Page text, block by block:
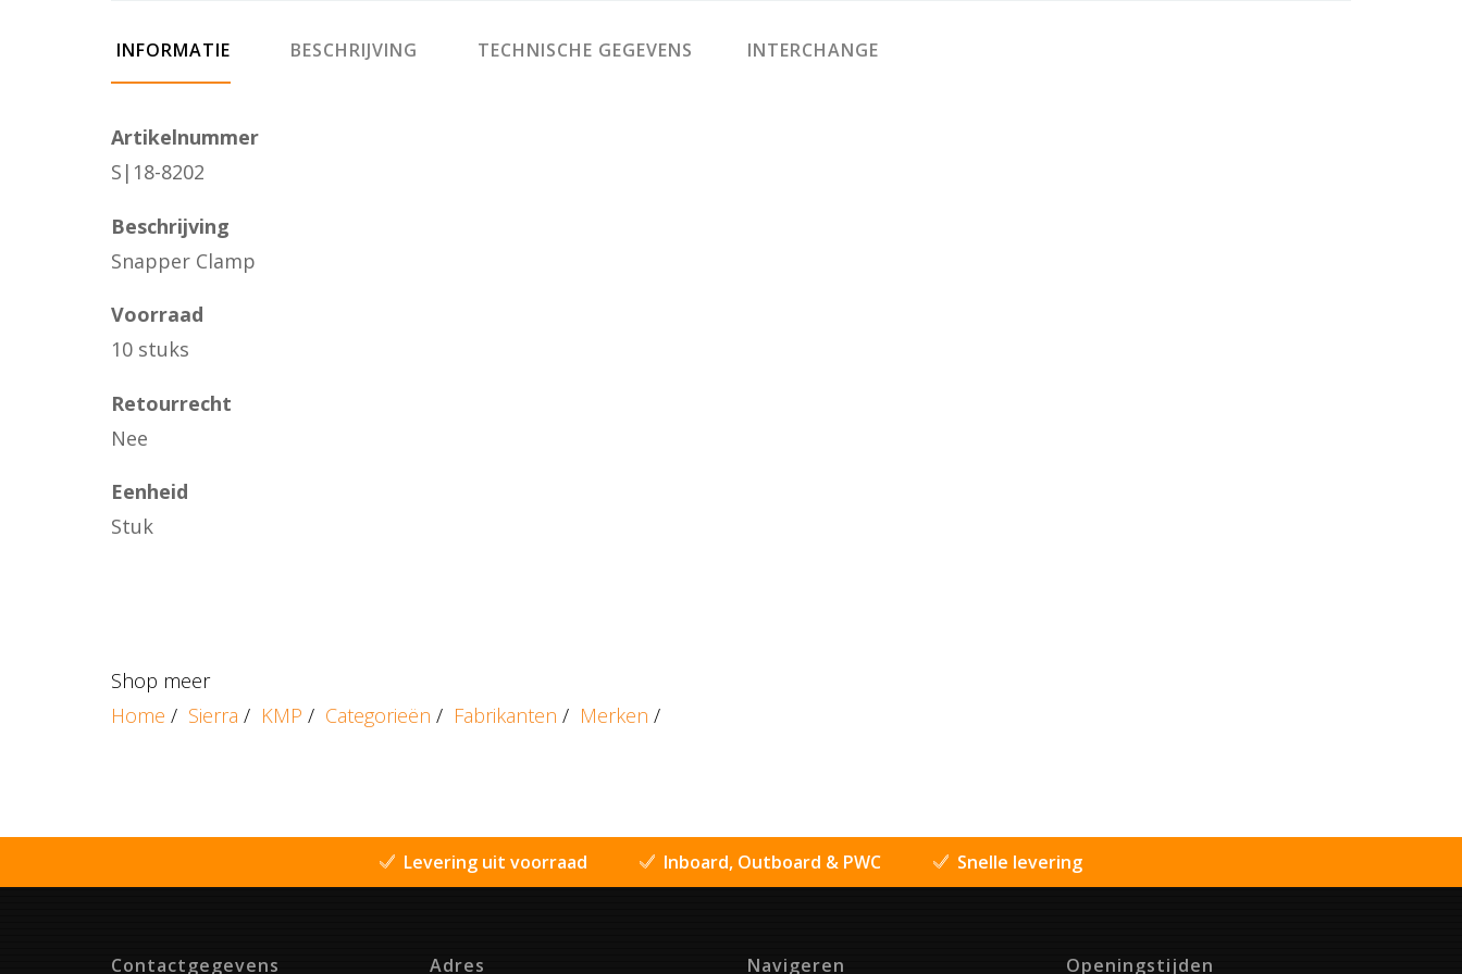
INFORMATIE BESCHRIJVING TECHNISCHE GEGEVENS INTERCHANGE
Artikelnummer
S|18-8202
Beschrijving
Snapper Clamp
Voorraad
10 stuks
Retourrecht
Nee
Eenheid
Stuk
Shop meer
Home / Sierra / KMP / Categorieën / Fabrikanten / Merken /
Levering uit voorraad Inboard, Outboard & PWC Snelle levering
Contactgegevens Adres Navigeren Openingstijden